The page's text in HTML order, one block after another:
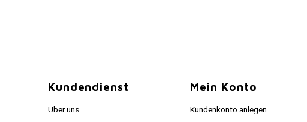
Kundendienst
Über uns
Mein Konto
Kundenkonto anlegen